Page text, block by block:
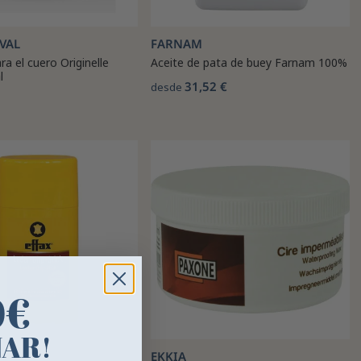
el cuero Originelle
FARNAM
Aceite de pata de buey Farnam 100%
desde 31,52 €
EKKIA